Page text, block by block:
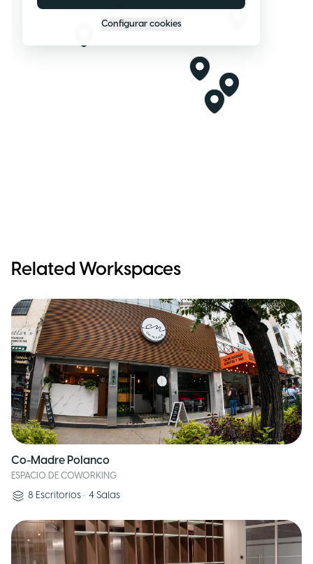
Configurar cookies
Related Workspaces
Co-Madre Polanco
ESPACIO DE COWORKING
8 Escritorios • 4 Salas